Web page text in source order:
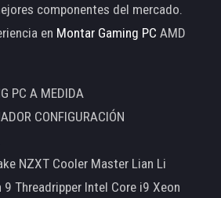
componentes del mercado.
en Montar Gaming PC AMD
PC A MEDIDA
CONFIGURACIÓN
NZXT Cooler Master Lian Li
9 Threadripper Intel Core i9 Xeon